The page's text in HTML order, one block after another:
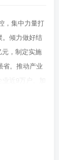
，集中力量打
。倾力做好结
元，制定实施
省。推动产业
近9万户。加
项。完成国